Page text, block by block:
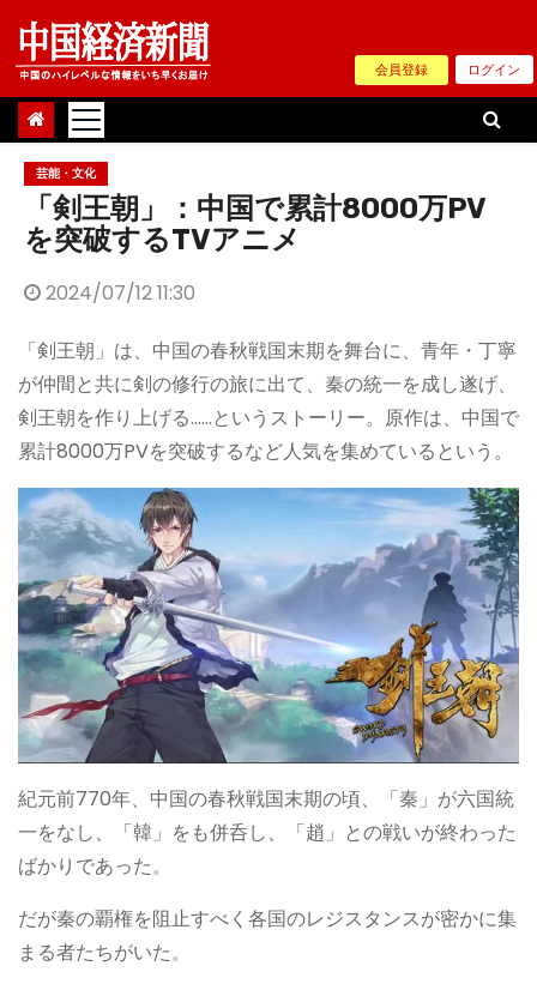
Skip
content
会員登録 ログイン
芸能・文化
「剣王朝」：中国で累計8000万PV
を突破するTVアニメ
2024/07/12 11:30
「剣王朝」は、中国の春秋戦国末期を舞台に、青年・丁寧
が仲間と共に剣の修行の旅に出て、秦の統一を成し遂げ、
剣王朝を作り上げる……というストーリー。原作は、中国で
累計8000万PVを突破するなど人気を集めているという。
紀元前770年、中国の春秋戦国末期の頃、「秦」が六国統
一をなし、「韓」をも併呑し、「趙」との戦いが終わった
ばかりであった。
だが秦の覇権を阻止すべく各国のレジスタンスが密かに集
まる者たちがいた。